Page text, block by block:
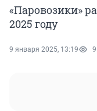
«Паровозики»
2025 году
9 января 2025, 13:19